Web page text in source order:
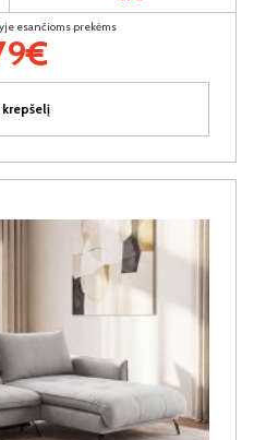
esančioms prekėms
krepšelį